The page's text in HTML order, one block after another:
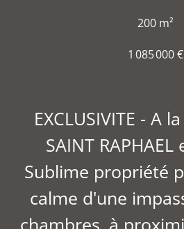
200 m²
1 085 000 €
EXCLUSIVITE - A
SAINT RAPHAEL
Sublime propriété
calme d'une
chambres, à